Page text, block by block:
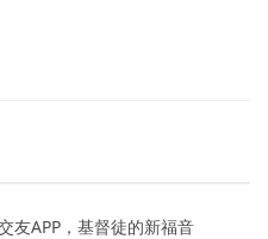
友APP，基督徒的新福音